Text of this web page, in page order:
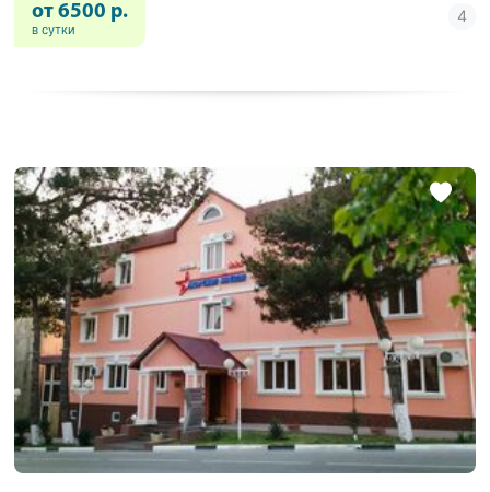
от 6500 р.
в сутки